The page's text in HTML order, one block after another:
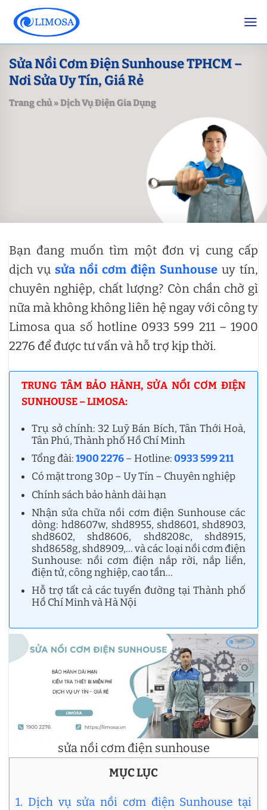
content
Sửa Nồi Cơm Điện Sunhouse TPHCM –
Nơi Sửa Uy Tín, Giá Rẻ
Trang chủ»Dịch Vụ Điện Gia Dụng
Bạn đang muốn tìm một đơn vị cung cấp
dịch vụ sửa nồi cơm điện Sunhouse uy tín,
chuyên nghiệp, chất lượng? Còn chần chờ gì
nữa mà không không liên hệ ngay với công ty
Limosa qua số hotline 0933 599 211 – 1900
2276 để được tư vấn và hỗ trợ kịp thời.
TRUNG TÂM BẢO HÀNH, SỬA NỒI CƠM ĐIỆN
SUNHOUSE – LIMOSA:
Trụ sở chính: 32 Luỹ Bán Bích, Tân Thới Hoà,
Tân Phú, Thành phố Hồ Chí Minh
Tổng đài:1900 2276– Hotline:0933 599 211
Có mặt trong 30p – Uy Tín – Chuyên nghiệp
Chính sách bảo hành dài hạn
Nhận sửa chữa nồi cơm điện Sunhouse các
dòng: hd8607w, shd8955, shd8601, shd8903,
shd8602, shd8606, shd8208c, shd8915,
shd8658g, shd8909,… và các loại nồi cơm điện
Sunhouse: nồi cơm điện nắp rời, nắp liền,
điện tử, công nghiệp, cao tần…
Hỗ trợ tất cả các tuyến đường tại Thành phố
Hồ Chí Minh và Hà Nội
sửa nồi cơm điện sunhouse
MỤC LỤC
1. Dịch vụ sửa nồi cơm điện Sunhouse tại